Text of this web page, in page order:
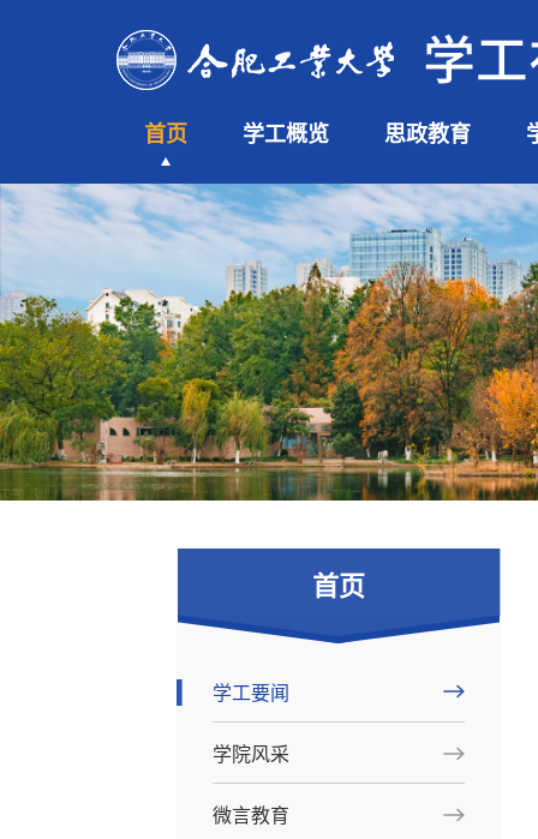
首页 学工概览 思政教育
首页
学工要闻
学院风采
微言教育